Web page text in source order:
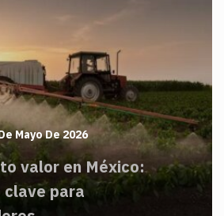
Mayo De 2026
valor en México:
clave para